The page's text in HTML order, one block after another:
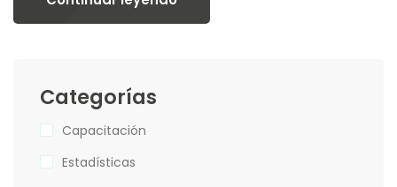
Categorías
Capacitación
Estadísticas